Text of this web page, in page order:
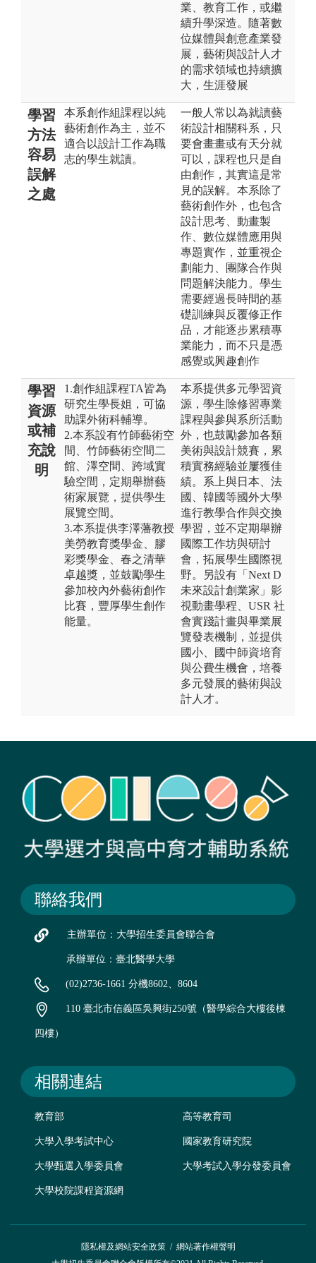
業、教育工作，或繼
續升學深造。隨著數
位媒體與創意產業發
展，藝術與設計人才
的需求領域也持續擴
大，生涯發展
學習
方法
容易
誤解
之處
本系創作組課程以純
藝術創作為主，並不
適合以設計工作為職
志的學生就讀。
一般人常以為就讀藝
術設計相關科系，只
要會畫畫或有天分就
可以，課程也只是自
由創作，其實這是常
見的誤解。本系除了
藝術創作外，也包含
設計思考、動畫製
作、數位媒體應用與
專題實作，並重視企
劃能力、團隊合作與
問題解決能力。學生
需要經過長時間的基
礎訓練與反覆修正作
品，才能逐步累積專
業能力，而不只是憑
感覺或興趣創作
學習
資源
或補
充說
明
1.創作組課程TA皆為
研究生學長姐，可協
助課外術科輔導。
2.本系設有竹師藝術空
間、竹師藝術空間二
館、澤空間、跨域實
驗空間，定期舉辦藝
術家展覽，提供學生
展覽空間。
3.本系提供李澤藩教授
美勞教育獎學金、膠
彩獎學金、春之清華
卓越獎，並鼓勵學生
參加校內外藝術創作
比賽，豐厚學生創作
能量。
本系提供多元學習資
源，學生除修習專業
課程與參與系所活動
外，也鼓勵參加各類
美術與設計競賽，累
積實務經驗並屢獲佳
績。系上與日本、法
國、韓國等國外大學
進行教學合作與交換
學習，並不定期舉辦
國際工作坊與研討
會，拓展學生國際視
野。另設有「Next D
未來設計創業家」影
視動畫學程、USR 社
會實踐計畫與畢業展
覽發表機制，並提供
國小、國中師資培育
與公費生機會，培養
多元發展的藝術與設
計人才。
聯絡我們
主辦單位：大學招生委員會聯合會
承辦單位：臺北醫學大學
(02)2736-1661 分機8602、8604
110 臺北市信義區吳興街250號（醫學綜合大樓後棟
四樓）
相關連結
教育部 高等教育司
大學入學考試中心 國家教育研究院
大學甄選入學委員會 大學考試入學分發委員會
大學校院課程資源網
隱私權及網站安全政策/ 網站著作權聲明